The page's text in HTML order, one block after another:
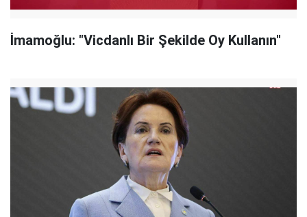
İmamoğlu: "Vicdanlı Bir Şekilde Oy Kullanın"